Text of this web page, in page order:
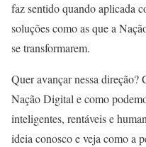
faz sentido quando aplicada
soluções como as que a
se transformarem.
Quer avançar nessa direção?
Nação Digital e como
inteligentes, rentáveis e
ideia conosco e veja como a